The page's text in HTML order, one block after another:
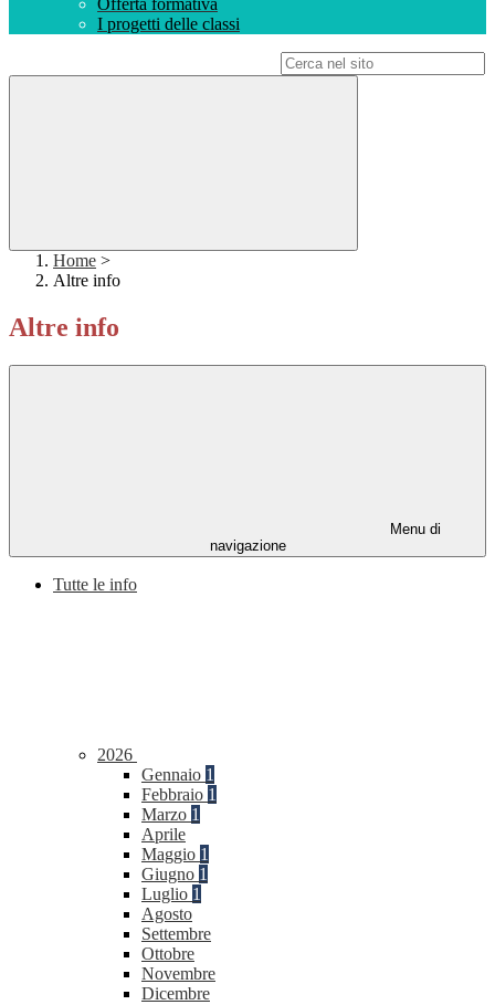
Offerta formativa
I progetti delle classi
Home >
Altre info
Altre info
Menu di
navigazione
Tutte le info
2026
Gennaio 1
Febbraio 1
Marzo 1
Aprile
Maggio 1
Giugno 1
Luglio 1
Agosto
Settembre
Ottobre
Novembre
Dicembre